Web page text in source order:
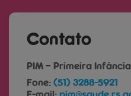
Contato
PIM – Primeira
Fone: (51) 3288-5921